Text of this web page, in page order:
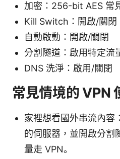
加密：256-bit AES 常
Kill Switch：開啟/關閉
自動啟動：開啟/關閉
分割隧道：啟用特定流
DNS 洗淨：啟用/關閉
常見情境的 VPN
家裡想看國外串流內容
的伺服器，並開啟分割
量走 VPN。